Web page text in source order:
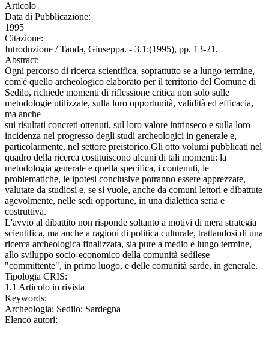
Articolo
Data di Pubblicazione:
1995
Citazione:
Introduzione / Tanda, Giuseppa. - 3.1:(1995), pp. 13-21.
Abstract:
Ogni percorso di ricerca scientifica, soprattutto se a lungo termine,
com'è quello archeologico elaborato per il territorio del Comune di
Sedilo, richiede momenti di riflessione critica non solo sulle
metodologie utilizzate, sulla loro opportunità, validità ed efficacia,
ma anche
sui risultati concreti ottenuti, sul loro valore intrinseco e sulla loro
incidenza nel progresso degli studi archeologici in generale e,
particolarmente, nel settore preistorico.Gli otto volumi pubblicati nel
quadro della ricerca costituiscono alcuni di tali momenti: la
metodologia generale e quella specifica, i contenuti, le
problematiche, le ipotesi conclusive potranno essere apprezzate,
valutate da studiosi e, se si vuole, anche da comuni lettori e dibattute
agevolmente, nelle sedi opportune, in una dialettica seria e
costruttiva.
L'avvio al dibattito non risponde soltanto a motivi di mera strategia
scientifica, ma anche a ragioni di politica culturale, trattandosi di una
ricerca archeologica finalizzata, sia pure a medio e lungo termine,
allo sviluppo socio-economico della comunità sedilese
"committente", in primo luogo, e delle comunità sarde, in generale.
Tipologia CRIS:
1.1 Articolo in rivista
Keywords:
Archeologia; Sedilo; Sardegna
Elenco autori: